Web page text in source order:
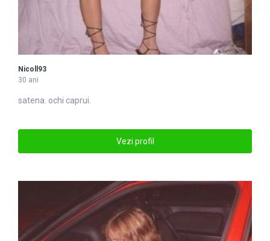
Nicoll93
30 ani
satena. ochi caprui.
Vezi profil